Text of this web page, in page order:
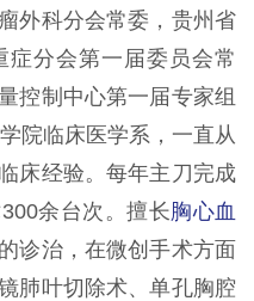
外科分会常委， 贵州省
分会第一届委员会常
控制中心第一届专家组
院临床医学系，一直从
床经验。每年主刀完成
余台次。擅长胸心血
诊治，在微创手术方面
肺叶切除术、单孔胸腔